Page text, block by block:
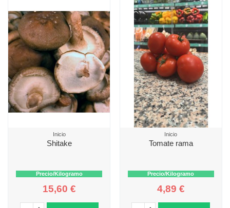
Inicio
Shitake
Precio/Kilogramo
15,60 €
Inicio
Tomate rama
Precio/Kilogramo
4,89 €